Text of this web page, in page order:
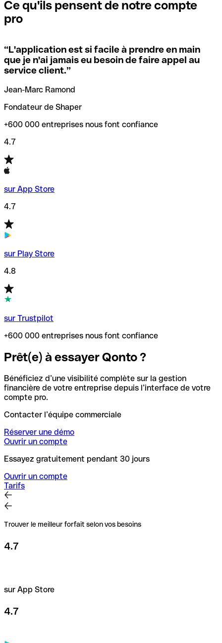
signifie que vous avez le code de l'une des succursales
locales.
Si vous n'êtes pas sûr du code SWIFT que vous devriez
utiliser, nous avons développé un outil de recherche de
codes SWIFT par nom de banque.
vérification/recherche de codes SWIFT. Ainsi, vous pouvez
trouver et vérifier vos codes SWIFT avant de réaliser vos
transferts d’argent.
Ce qu'ils pensent de notre compte
pro
“L'application est si facile à prendre en main
que je n'ai jamais eu besoin de faire appel au
service client.”
Jean-Marc Ramond
Fondateur de Shaper
+600 000 entreprises nous font confiance
4.7
sur App Store
4.7
sur Play Store
4.8
sur Trustpilot
+600 000 entreprises nous font confiance
Prêt(e) à essayer Qonto ?
Bénéficiez d’une visibilité complète sur la gestion
financière de votre entreprise depuis l’interface de votre
compte pro.
Contacter l’équipe commerciale
Réserver une démo
Ouvrir un compte
Essayez gratuitement pendant 30 jours
Ouvrir un compte
Tarifs
Trouver le meilleur forfait selon vos besoins
4.7
sur App Store
4.7